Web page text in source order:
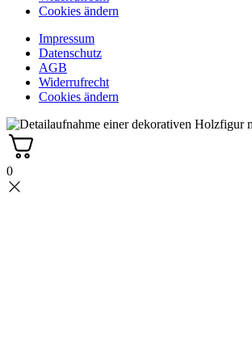
Cookies ändern
Impressum
Datenschutz
AGB
Widerrufrecht
Cookies ändern
0